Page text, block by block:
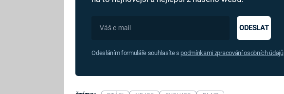
ODESLAT
Odesláním formuláře souhlasíte s podmínkami zpracování osobních údajů